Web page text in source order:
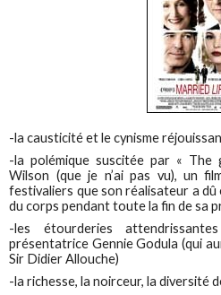
-la causticité et le cynisme
-la polémique suscitée par «
Wilson (que je n’ai pas vu), un
festivaliers que son réalisateur a dû
du corps pendant toute la fin de sa
-les étourderies
présentatrice Gennie Godula (qui
Sir Didier Allouche)
-la richesse, la noirceur, la diversité